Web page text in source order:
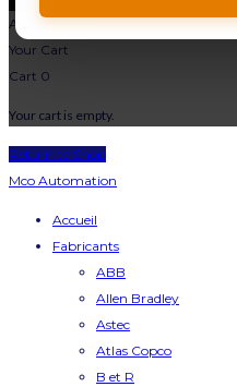
Added to cart
Your Cart
Cart 0
Your cart is empty.
Return to Shop
Mco Automation
Accueil
Fabricants
ABB
Allen Bradley
Astec
Atlas Copco
B et R